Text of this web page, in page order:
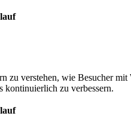
zu verstehen, wie Besucher
kontinuierlich zu verbessern.